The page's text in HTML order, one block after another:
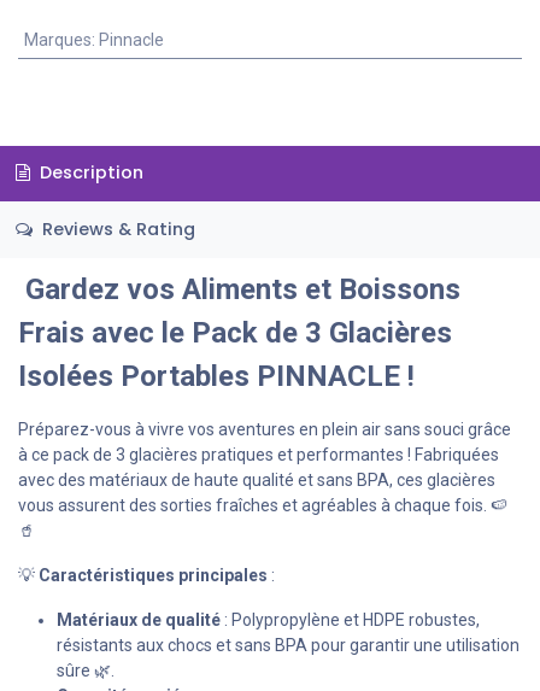
Marques: Pinnacle
Description
Reviews & Rating
Gardez vos Aliments et Boissons
Frais avec le Pack de 3 Glacières
Isolées Portables PINNACLE !
Préparez-vous à vivre vos aventures en plein air sans souci grâce
à ce pack de 3 glacières pratiques et performantes ! Fabriquées
avec des matériaux de haute qualité et sans BPA, ces glacières
vous assurent des sorties fraîches et agréables à chaque fois. 🍉
🥤
💡 Caractéristiques principales :
Matériaux de qualité : Polypropylène et HDPE robustes,
résistants aux chocs et sans BPA pour garantir une utilisation
sûre 🌿.